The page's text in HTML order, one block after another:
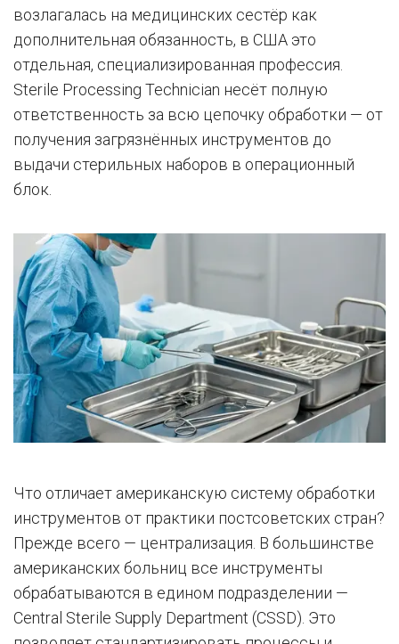
возлагалась на медицинских сестёр как
дополнительная обязанность, в США это
отдельная, специализированная профессия.
Sterile Processing Technician несёт полную
ответственность за всю цепочку обработки — от
получения загрязнённых инструментов до
выдачи стерильных наборов в операционный
блок.
Что отличает американскую систему обработки
инструментов от практики постсоветских стран?
Прежде всего — централизация. В большинстве
американских больниц все инструменты
обрабатываются в едином подразделении —
Central Sterile Supply Department (CSSD). Это